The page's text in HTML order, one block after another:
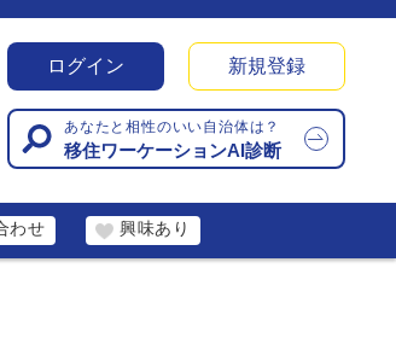
ログイン 新規登録
あなたと相性のいい自治体は？
移住ワーケーションAI診断
わせ 興味あり